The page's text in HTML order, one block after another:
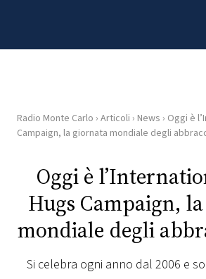
HOME
RADIO
WEB
RADIO
PLAYLIST
Radio Monte Carlo › Articoli › News › Oggi è
Campaign, la giornata mondiale degli
Oggi è
Hugs Campaign,
mondiale degli
Si celebra ogni anno dal 2006 e